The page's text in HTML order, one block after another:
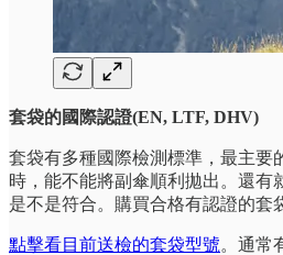
套袋的國際認證(EN, LTF, DHV)
套袋有多種國際檢測標準，最主要
時，能不能將副傘順利拋出。還有
是不是符合。購買合格有認證的套
點擊看目前送檢的套袋型號。通常